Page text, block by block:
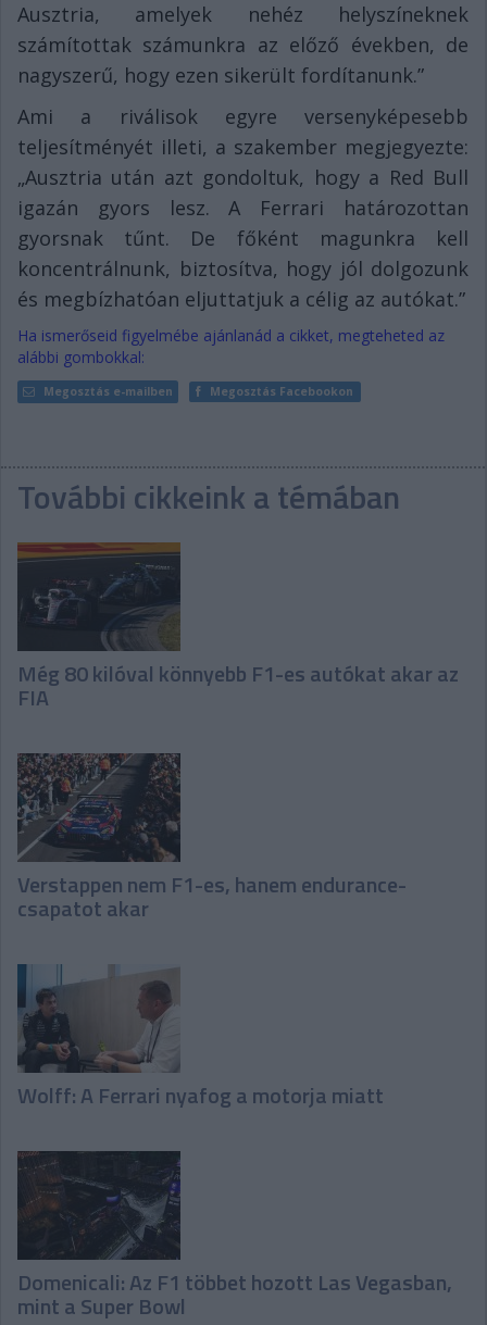
Ausztria, amelyek nehéz helyszíneknek
számítottak számunkra az előző években, de
nagyszerű, hogy ezen sikerült fordítanunk.”
Ami a riválisok egyre versenyképesebb
teljesítményét illeti, a szakember megjegyezte:
„Ausztria után azt gondoltuk, hogy a Red Bull
igazán gyors lesz. A Ferrari határozottan
gyorsnak tűnt. De főként magunkra kell
koncentrálnunk, biztosítva, hogy jól dolgozunk
és megbízhatóan eljuttatjuk a célig az autókat.”
Ha ismerőseid figyelmébe ajánlanád a cikket, megteheted az
alábbi gombokkal:
Megosztás e-mailben Megosztás Facebookon
További cikkeink a témában
Még 80 kilóval könnyebb F1-es autókat akar az
FIA
Verstappen nem F1-es, hanem endurance-
csapatot akar
Wolff: A Ferrari nyafog a motorja miatt
Domenicali: Az F1 többet hozott Las Vegasban,
mint a Super Bowl